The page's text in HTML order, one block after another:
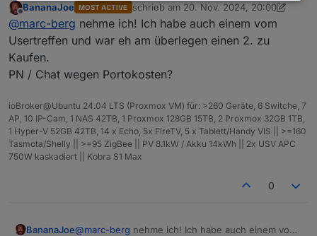
e
r
s
t
l
r
Shelly
M
o
d
BLU Motion
n
BananaJoe MOST ACTIVE schrieb am 20. Nov. 2024, 20:00
zuletzt editiert von BananaJoe
@marc-berg nehme ich! Ich habe auch einem vom
Usertreffen und war eh am überlegen einen 2. zu
Kaufen.
PN / Chat wegen Portokosten?
ioBroker@Ubuntu 24.04 LTS (Proxmox VM) für: >260 Geräte, 6 Switche, 7
AP, 10 IP-Cam, 1 NAS 42TB, 1 Proxmox 128GB 15TB, 2 Proxmox 32GB 1TB,
1 Hyper-V 52GB 42TB, 14 x Echo, 5x FireTV, 5 x Tablett/Handy VIS || >=160
Tasmota/Shelly || >=95 ZigBee || PV 8.1kW / Akku 14kWh || 2x USV APC
750W kaskadiert || Kobra S1 Max
0
BananaJoe@marc-berg nehme ich! Ich habe auch einem vom